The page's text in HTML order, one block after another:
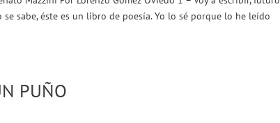
sabe, éste es un libro de poesía. Yo lo sé porque lo he leído
PUÑO